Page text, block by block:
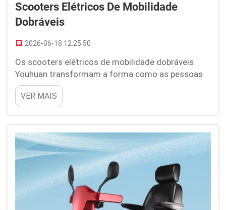
Scooters Elétricos De Mobilidade
Dobráveis
2026-06-18 12:25:50
Os scooters elétricos de mobilidade dobráveis
Youhuan transformam a forma como as pessoas
se deslocam. São extremamente leves e fáceis de
carregar, o que faz toda a diferença. Imagine levar
seu scooter para qualquer lugar, sem
os tipos de pessoas, desde quem precisa de ajuda
para andar até...
VER MAIS